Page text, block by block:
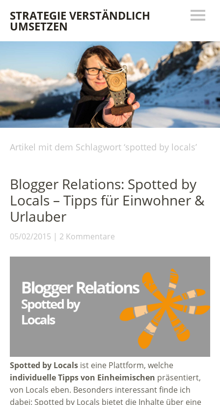
STRATEGIE VERSTÄNDLICH
UMSETZEN
Artikel mit dem Schlagwort ‘spotted by locals’
Blogger Relations: Spotted by
Locals – Tipps für Einwohner &
Urlauber
05/02/2015 2 Kommentare
Spotted by Locals ist eine Plattform, welche
individuelle Tipps von Einheimischen präsentiert,
von Locals eben. Besonders interessant finde ich
dabei: Spotted by Locals bietet die Inhalte über eine